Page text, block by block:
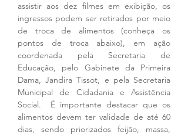
assistir aos dez filmes em exibição, os
ingressos podem ser retirados por meio
de troca de alimentos (conheça os
pontos de troca abaixo), em ação
coordenada pela Secretaria de
Educação, pelo Gabinete da Primeira
Dama, Jandira Tissot, e pela Secretaria
Municipal de Cidadania e Assistência
Social.  É importante destacar que os
alimentos devem ter validade de até 60
dias, sendo priorizados feijão, massa,